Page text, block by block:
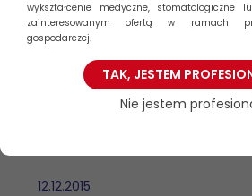
wykształcenie medyczne, stomatologiczne
zainteresowanym ofertą w ramach
gospodarczej.
TAK, JESTEM
Nie jestem
TERMIN: 11-13 grudnia 2015
MIEJSCE: Aula im. Prof. Janusza
Dydaktyczne WUM ul. Trojdena 2a.
12.12.2015